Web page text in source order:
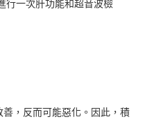
行一次肝功能和超音波檢
，反而可能惡化。因此，積